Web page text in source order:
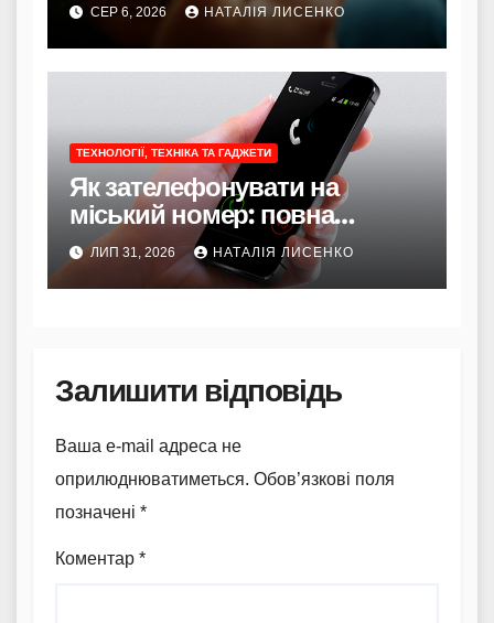
СЕР 6, 2026 НАТАЛІЯ ЛИСЕНКО
ТЕХНОЛОГІЇ, ТЕХНІКА ТА ГАДЖЕТИ
Як зателефонувати на
міський номер: повна
інструкція 2026 року
ЛИП 31, 2026 НАТАЛІЯ ЛИСЕНКО
Залишити відповідь
Ваша e-mail адреса не
оприлюднюватиметься. Обов’язкові поля
позначені *
Коментар *